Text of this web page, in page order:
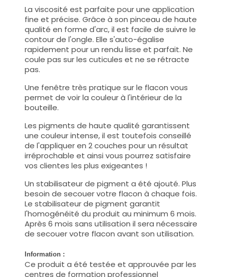
La viscosité est parfaite pour une application
fine et précise. Grâce à son pinceau de haute
qualité en forme d'arc, il est facile de suivre le
contour de l'ongle. Elle s'auto-égalise
rapidement pour un rendu lisse et parfait. Ne
coule pas sur les cuticules et ne se rétracte
pas.
Une fenêtre très pratique sur le flacon vous
permet de voir la couleur à l'intérieur de la
bouteille.
Les pigments de haute qualité garantissent
une couleur intense, il est toutefois conseillé
de l'appliquer en 2 couches pour un résultat
irréprochable et ainsi vous pourrez satisfaire
vos clientes les plus exigeantes !
Un stabilisateur de pigment a été ajouté. Plus
besoin de secouer votre flacon à chaque fois.
Le stabilisateur de pigment garantit
l'homogénéité du produit au minimum 6 mois.
Après 6 mois sans utilisation il sera nécessaire
de secouer votre flacon avant son utilisation.
Information :
Ce produit a été testée et approuvée par les
centres de formation professionnel